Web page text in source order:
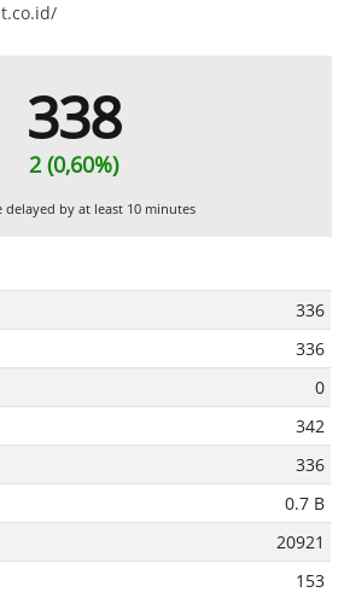
338
2 (0,60%)
delayed by at least 10 minutes
336
336
0
342
336
0.7 B
20921
153